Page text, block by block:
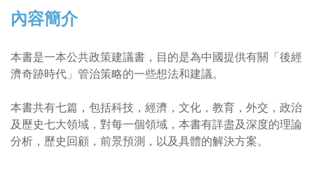
內容簡介
本書是一本公共政策建議書，目的是為中國提供有關「後經
濟奇跡時代」管治策略的一些想法和建議。
本書共有七篇，包括科技，經濟，文化，教育，外交，政治
及歷史七大領域，對每一個領域，本書有詳盡及深度的理論
分析，歷史回顧，前景預測，以及具體的解決方案。